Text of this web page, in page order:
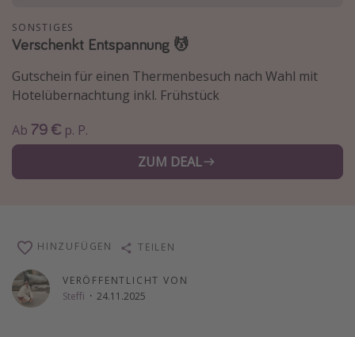
Tulum Urlaub
Japan Rundreise
Reisethemen
Roadtrips
Wochenendtrip
Singlereisen
SONSTIGES
Verschenkt Entspannung 💆
Gutschein für einen Thermenbesuch nach Wahl mit
Hotelübernachtung inkl. Frühstück
Ab 79 € p. P.
ZUM DEAL
VERÖFFENTLICHT VON
Steffi · 24.11.2025
HINZUFÜGEN TEILEN